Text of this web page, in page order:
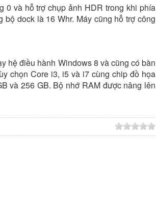
0 và hỗ trợ chụp ảnh HDR trong khi phía
dock là 16 Whr. Máy cũng hỗ trợ công
hệ điều hành Windows 8 và cũng có bàn
chọn Core i3, i5 và i7 cùng chip đồ họa
và 256 GB. Bộ nhớ RAM được nâng lên